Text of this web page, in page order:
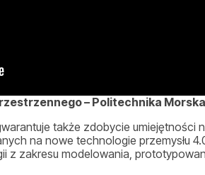
– Politechnika
także zdobycie umiejętności
na nowe technologie przemysłu
z zakresu modelowania,